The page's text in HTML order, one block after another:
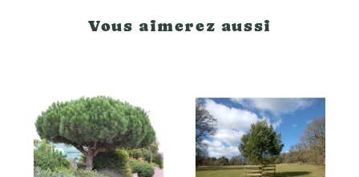
Vous aimerez aussi